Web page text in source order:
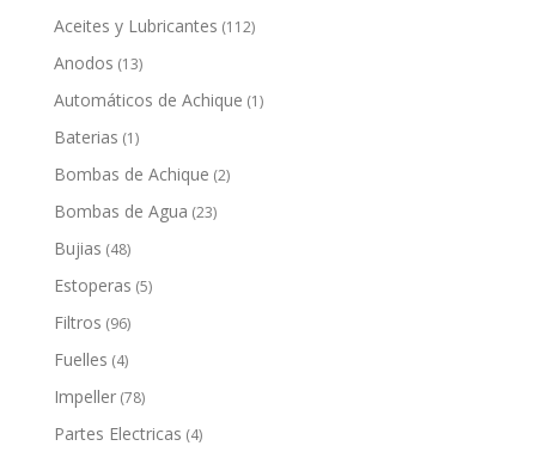
Aceites y Lubricantes (112)
Anodos (13)
Automáticos de Achique (1)
Baterias (1)
Bombas de Achique (2)
Bombas de Agua (23)
Bujias (48)
Estoperas (5)
Filtros (96)
Fuelles (4)
Impeller (78)
Partes Electricas (4)